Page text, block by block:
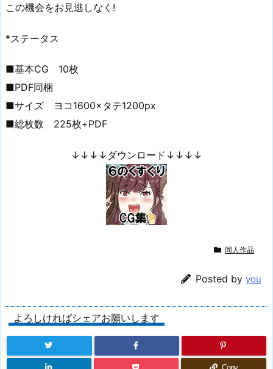
この機会をお見逃しなく!
*ステータス
■基本CG 10枚
■PDF同梱
■サイズ ヨコ1600×タテ1200px
■総枚数 225枚+PDF
↓↓↓↓ダウンロード↓↓↓↓
同人作品
Posted by you
よろしければシェアお願いします